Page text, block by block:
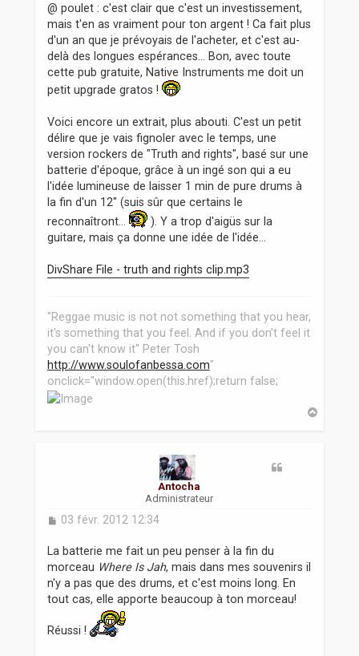
@ poulet : c'est clair que c'est un investissement,
mais t'en as vraiment pour ton argent ! Ca fait plus
d'un an que je prévoyais de l'acheter, et c'est au-
delà des longues espérances... Bon, avec toute
cette pub gratuite, Native Instruments me doit un
petit upgrade gratos !
Voici encore un extrait, plus abouti. C'est un petit
délire que je vais fignoler avec le temps, une
version rockers de "Truth and rights", basé sur une
batterie d'époque, grâce à un ingé son qui a eu
l'idée lumineuse de laisser 1 min de pure drums à
la fin d'un 12" (suis sûr que certains le
reconnaîtront...
). Y a trop d'aigüs sur la
guitare, mais ça donne une idée de l'idée...
DivShare File - truth and rights clip.mp3
"Reggae music is not not something that you hear,
it's something that you feel. And if you don't feel it
you can't know it" Peter Tosh
http://www.soulofanbessa.com"
onclick="window.open(this.href);return false;
Antocha
Administrateur
M
s
a
g
e
03 févr. 2012 12:34
La batterie me fait un peu penser à la fin du
morceau Where Is Jah, mais dans mes souvenirs il
n'y a pas que des drums, et c'est moins long. En
tout cas, elle apporte beaucoup à ton morceau!
Réussi !